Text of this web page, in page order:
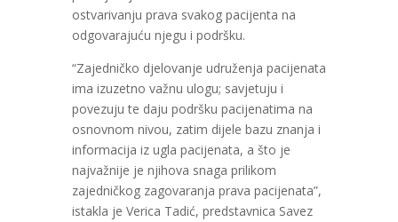
ostvarivanju prava svakog pacijenta na
odgovarajuću njegu i podršku.
“Zajedničko djelovanje udruženja pacijenata
ima izuzetno važnu ulogu; savjetuju i
povezuju te daju podršku pacijenatima na
osnovnom nivou, zatim dijele bazu znanja i
informacija iz ugla pacijenata, a što je
najvažnije je njihova snaga prilikom
zajedničkog zagovaranja prava pacijenata”,
istakla je Verica Tadić, predstavnica Savez